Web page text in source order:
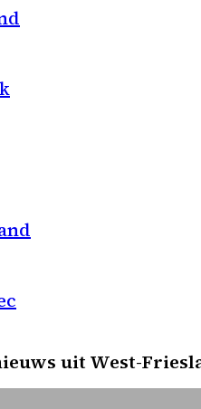
uit West-